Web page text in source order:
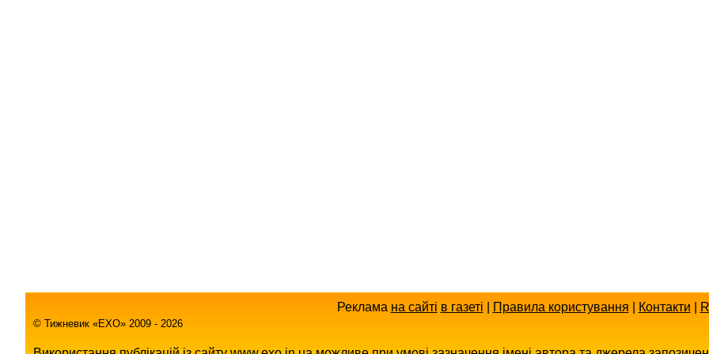
Реклама на сайті в газеті Правила користування Контакти
© Тижневик «EХO» 2009 - 2026